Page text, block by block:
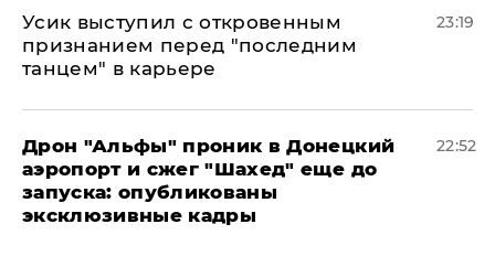
Усик выступил с откровенным
признанием перед "последним
танцем" в карьере
23:19
Дрон "Альфы" проник в Донецкий
аэропорт и сжег "Шахед" еще до
запуска: опубликованы
эксклюзивные кадры
22:52